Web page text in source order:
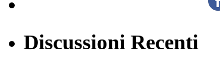
Discussioni Recenti